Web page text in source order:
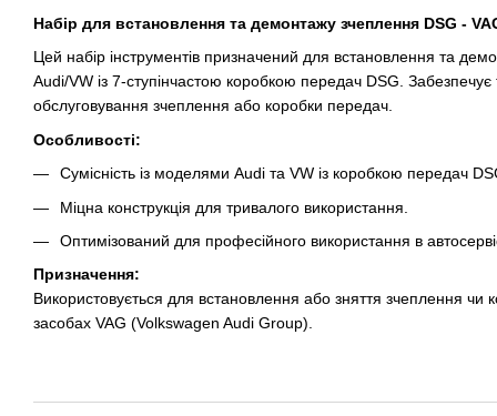
Набір для встановлення та демонтажу зчеплення DSG -
Цей набір інструментів призначений для встановлення та
Audi/VW із 7-ступінчастою коробкою передач DSG. Забезпечує
обслуговування зчеплення або коробки передач.
Особливості:
Сумісність із моделями Audi та VW із коробкою передач
Міцна конструкція для тривалого використання.
Оптимізований для професійного використання в
Призначення:
Використовується для встановлення або зняття зчеплення чи
засобах VAG (Volkswagen Audi Group).